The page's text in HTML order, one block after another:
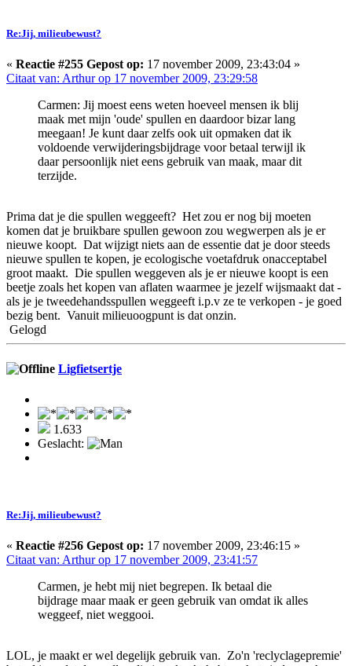
Re:Jij, milieubewust?
« Reactie #255 Gepost op: 17 november 2009, 23:43:04 »
Citaat van: Arthur op 17 november 2009, 23:29:58
Carmen: Jij moest eens weten hoeveel mensen ik blij
maak met mijn 'oude' spullen en daardoor bizar lang
meegaan! Je kunt daar zelfs ook uit opmaken dat ik
voldoende verwijderingsbijdrage voor betaal terwijl ik
daar persoonlijk niet eens gebruik van maak, maar dit
terzijde.
Prima dat je die spullen weggeeft? Het zou er nog bij moeten
komen dat je bruikbare spullen gewoon zou wegwerpen als je er
nieuwe koopt. Dat wijzigt niets aan de essentie dat je door steeds
nieuwe spullen te kopen, je ecologische voetafdruk onacceptabel
groot maakt. Die spullen weggeven als je er nieuwe koopt is een
beetje zoals het kopen van aflaten waarmee je jezelf wijsmaakt dat -
als je je tweedehandsspullen weggeeft i.p.v ze te verkopen - je goed
bezig bent. Vanuit milieuoogpunt is dat onzin.
Gelogd
Ligfietsertje
1.633
Geslacht:
Re:Jij, milieubewust?
« Reactie #256 Gepost op: 17 november 2009, 23:46:15 »
Citaat van: Arthur op 17 november 2009, 23:41:57
Carmen, je hebt mij niet begrepen. Ik betaal die
bijdrage maar maak er geen gebruik van omdat ik alles
weggeef, niet weggooi.
LOL, je maakt er wel degelijk gebruik van. Zo'n 'reclyclagepremie'